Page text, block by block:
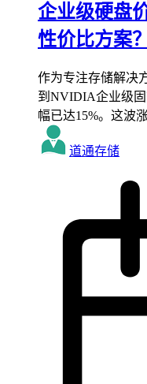
企业级硬盘
性价比方案？
作为专注存储解决
到NVIDIA企业级
幅已达15%。这波
道通存储